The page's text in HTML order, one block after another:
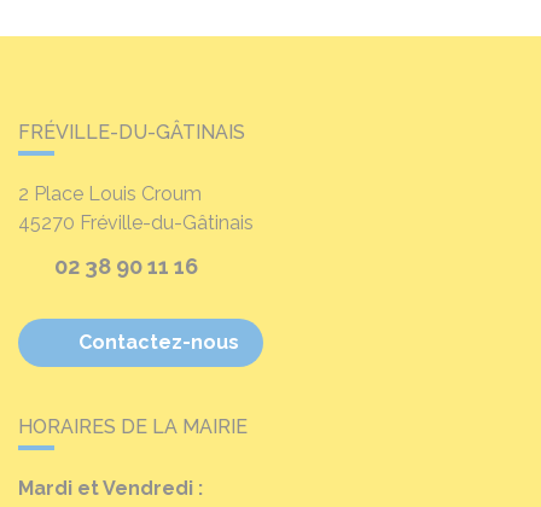
FRÉVILLE-DU-GÂTINAIS
2 Place Louis Croum
45270 Fréville-du-Gâtinais
02 38 90 11 16
Contactez-nous
HORAIRES DE LA MAIRIE
Mardi et Vendredi :